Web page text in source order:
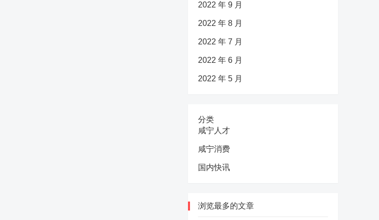
2022 年 9 月
2022 年 8 月
2022 年 7 月
2022 年 6 月
2022 年 5 月
分类
咸宁人才
咸宁消费
国内快讯
浏览最多的文章